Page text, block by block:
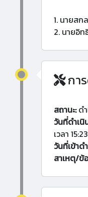
1. นายสก
2. นายอิ
กา
สถานะ:ดำ
วันที่ดำเนิ
เวลา
วันที่เข้าด
สาเหตุ/ข้